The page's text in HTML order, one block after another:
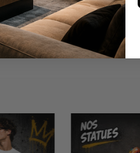
style Street Art,
à ton